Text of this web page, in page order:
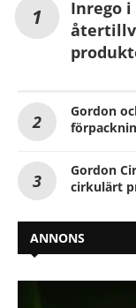
Inrego
Gordon
Gordon
cirkulärt
ANNONS